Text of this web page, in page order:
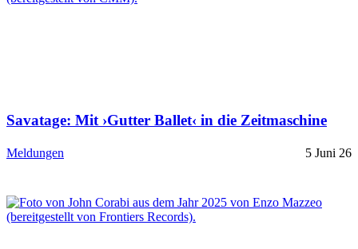
Savatage: Mit ›Gutter Ballet‹ in die Zeitmaschine
Meldungen 5 Juni 26